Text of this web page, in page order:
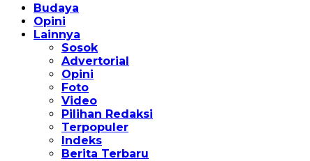
Budaya
Opini
Lainnya
Sosok
Advertorial
Opini
Foto
Video
Pilihan Redaksi
Terpopuler
Indeks
Berita Terbaru